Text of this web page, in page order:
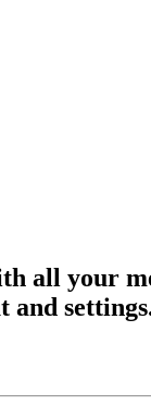
all your
and